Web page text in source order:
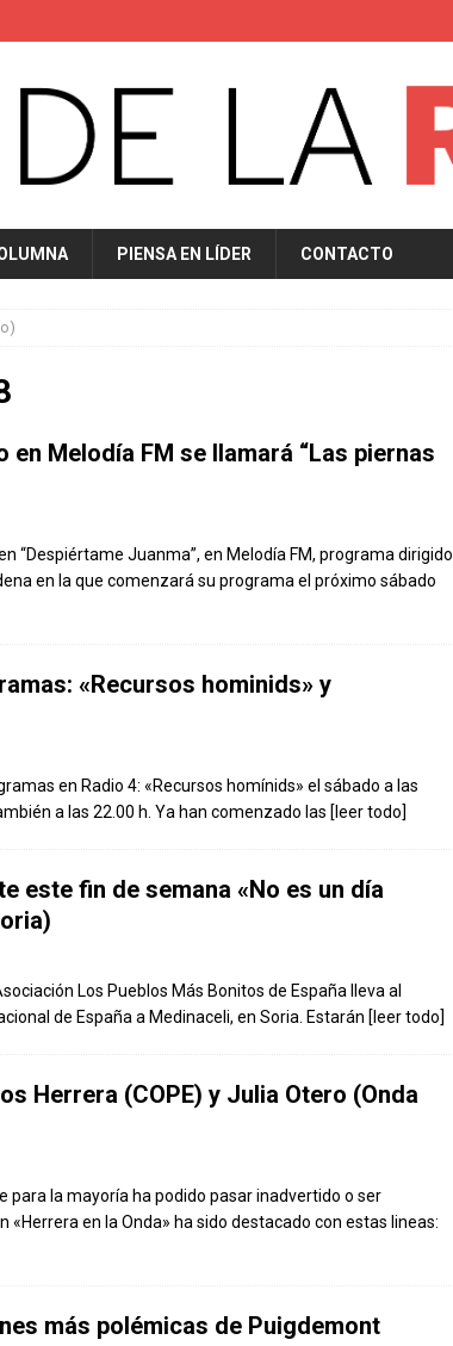
PIENSA EN LÍDER CONTACTO
en Melodía FM se llamará “Las piernas
“Despiértame Juanma”, en Melodía FM, programa dirigido
en la que comenzará su programa el próximo sábado
«Recursos hominids» y
en Radio 4: «Recursos homínids» el sábado a las
a las 22.00 h. Ya han comenzado las [leer todo]
este fin de semana «No es un día
Los Pueblos Más Bonitos de España lleva al
de España a Medinaceli, en Soria. Estarán [leer todo]
Herrera (COPE) y Julia Otero (Onda
para la mayoría ha podido pasar inadvertido o ser
en la Onda» ha sido destacado con estas lineas:
más polémicas de Puigdemont